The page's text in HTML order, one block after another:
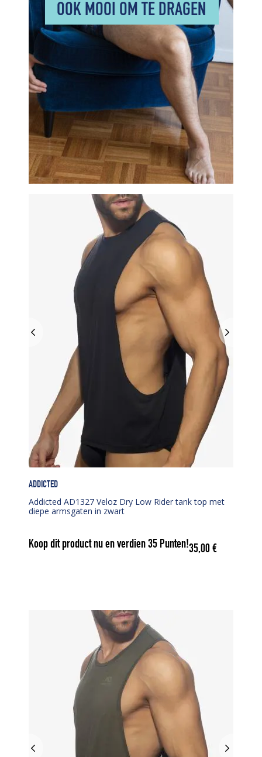
OOK MOOI OM TE DRAGEN
ADDICTED
Addicted AD1327 Veloz Dry Low Rider tank top met
diepe armsgaten in zwart
Koop dit product nu en verdien35 Punten!35,00€